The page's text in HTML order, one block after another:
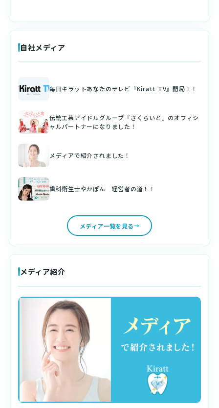
自社メディア
毎日キラットあなたのテレビ『Kiratt TV』開局！！
伝統工芸アイドルグループ『さくらいと』のオフィシ
ャルパートナーになりました！
メディアで紹介されました！
歯科衛生士やかぽん 経営者の道！！
メディア一覧を見る
メディア紹介